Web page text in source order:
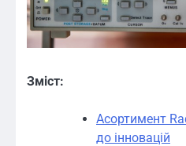
Зміст:
Асортимент
до інновацій